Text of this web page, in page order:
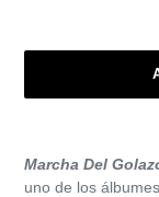
Marcha Del
uno de los